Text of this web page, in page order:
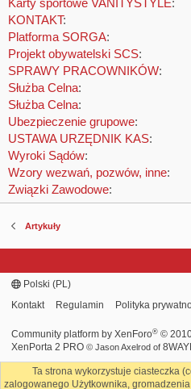
Karty sportowe VANITYSTYLE
KONTAKT
Platforma SORGA
Projekt obywatelski SCS
SPRAWY PRACOWNIKÓW
Służba Celna
Służba Celna
Ubezpieczenie grupowe
USTAWA URZĘDNIK KAS
Wyroki Sądów
Wzory wezwań, pozwów, inne
Związki Zawodowe
Artykuły
Polski (PL)
Kontakt
Regulamin Polityka
Community platform by XenForo® ©
XenPorta 2 PRO © Jason Axelrod of
Ta strona wykorzystuje ciasteczka
zalogowanego Użytkownika,